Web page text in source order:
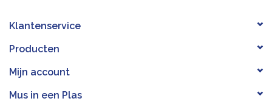
Klantenservice
Producten
Mijn account
Mus in een Plas